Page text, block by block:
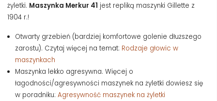
żyletki. Maszynka Merkur 41 jest repliką maszynki Gillette z
1904 r.!
Otwarty grzebień (bardziej komfortowe golenie dłuższego
zarostu). Czytaj więcej na temat: Rodzaje głowic w
maszynkach
Maszynka lekko agresywna. Więcej o
łagodności/agresywności maszynek na żyletki dowiesz się
w poradniku: Agresywność maszynek na żyletki